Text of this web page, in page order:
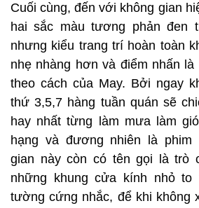
Cuối cùng, đến với không gian
hai sắc màu tương phản đen
nhưng kiểu trang trí hoàn toàn
nhẹ nhàng hơn và điểm nhấn là
theo cách của May. Bởi ngay
thứ 3,5,7 hàng tuần quán sẽ
hay nhất từng làm mưa làm
hạng và đương nhiên là phim
gian này còn có tên gọi là trò
những khung cửa kính nhỏ to
tường cứng nhắc, để khi không